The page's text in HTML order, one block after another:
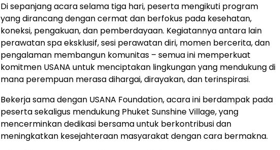
Di sepanjang acara selama tiga hari, peserta mengikuti program
yang dirancang dengan cermat dan berfokus pada kesehatan,
koneksi, pengakuan, dan pemberdayaan. Kegiatannya antara lain
perawatan spa eksklusif, sesi perawatan diri, momen bercerita, dan
pengalaman membangun komunitas – semua ini memperkuat
komitmen USANA untuk menciptakan lingkungan yang mendukung di
mana perempuan merasa dihargai, dirayakan, dan terinspirasi.
Bekerja sama dengan USANA Foundation, acara ini berdampak pada
peserta sekaligus mendukung Phuket Sunshine Village, yang
mencerminkan dedikasi bersama untuk berkontribusi dan
meningkatkan kesejahteraan masyarakat dengan cara bermakna.